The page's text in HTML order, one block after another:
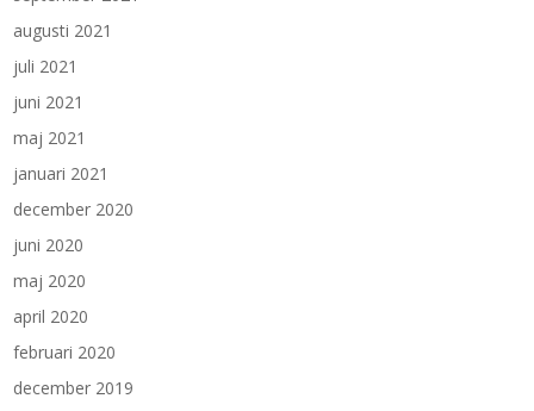
augusti 2021
juli 2021
juni 2021
maj 2021
januari 2021
december 2020
juni 2020
maj 2020
april 2020
februari 2020
december 2019